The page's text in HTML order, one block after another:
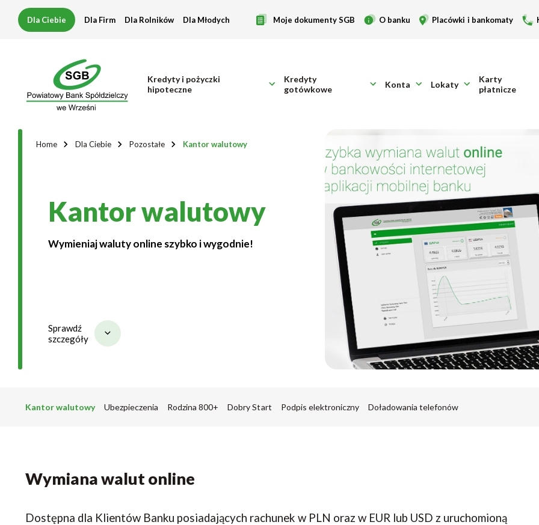
Kantor
Dla Ciebie Dla Firm Dla Rolników Dla Młodych Moje dokumenty SGB O banku Placówki i bankomaty
Kredyty i pożyczki
hipoteczne
Kredyty
gotówkowe
Konta Lokaty
Karty
płatnicze
Home Dla Ciebie Pozostałe Kantor walutowy
Kantor walutowy
Wymieniaj waluty online szybko i wygodnie!
Sprawdź
szczegóły
Kantor walutowy Ubezpieczenia Rodzina 800+ Dobry Start Podpis elektroniczny Doładowania telefonów
Wymiana walut online
Dostępna dla Klientów Banku posiadających rachunek w PLN oraz w EUR lub USD z uruchomioną